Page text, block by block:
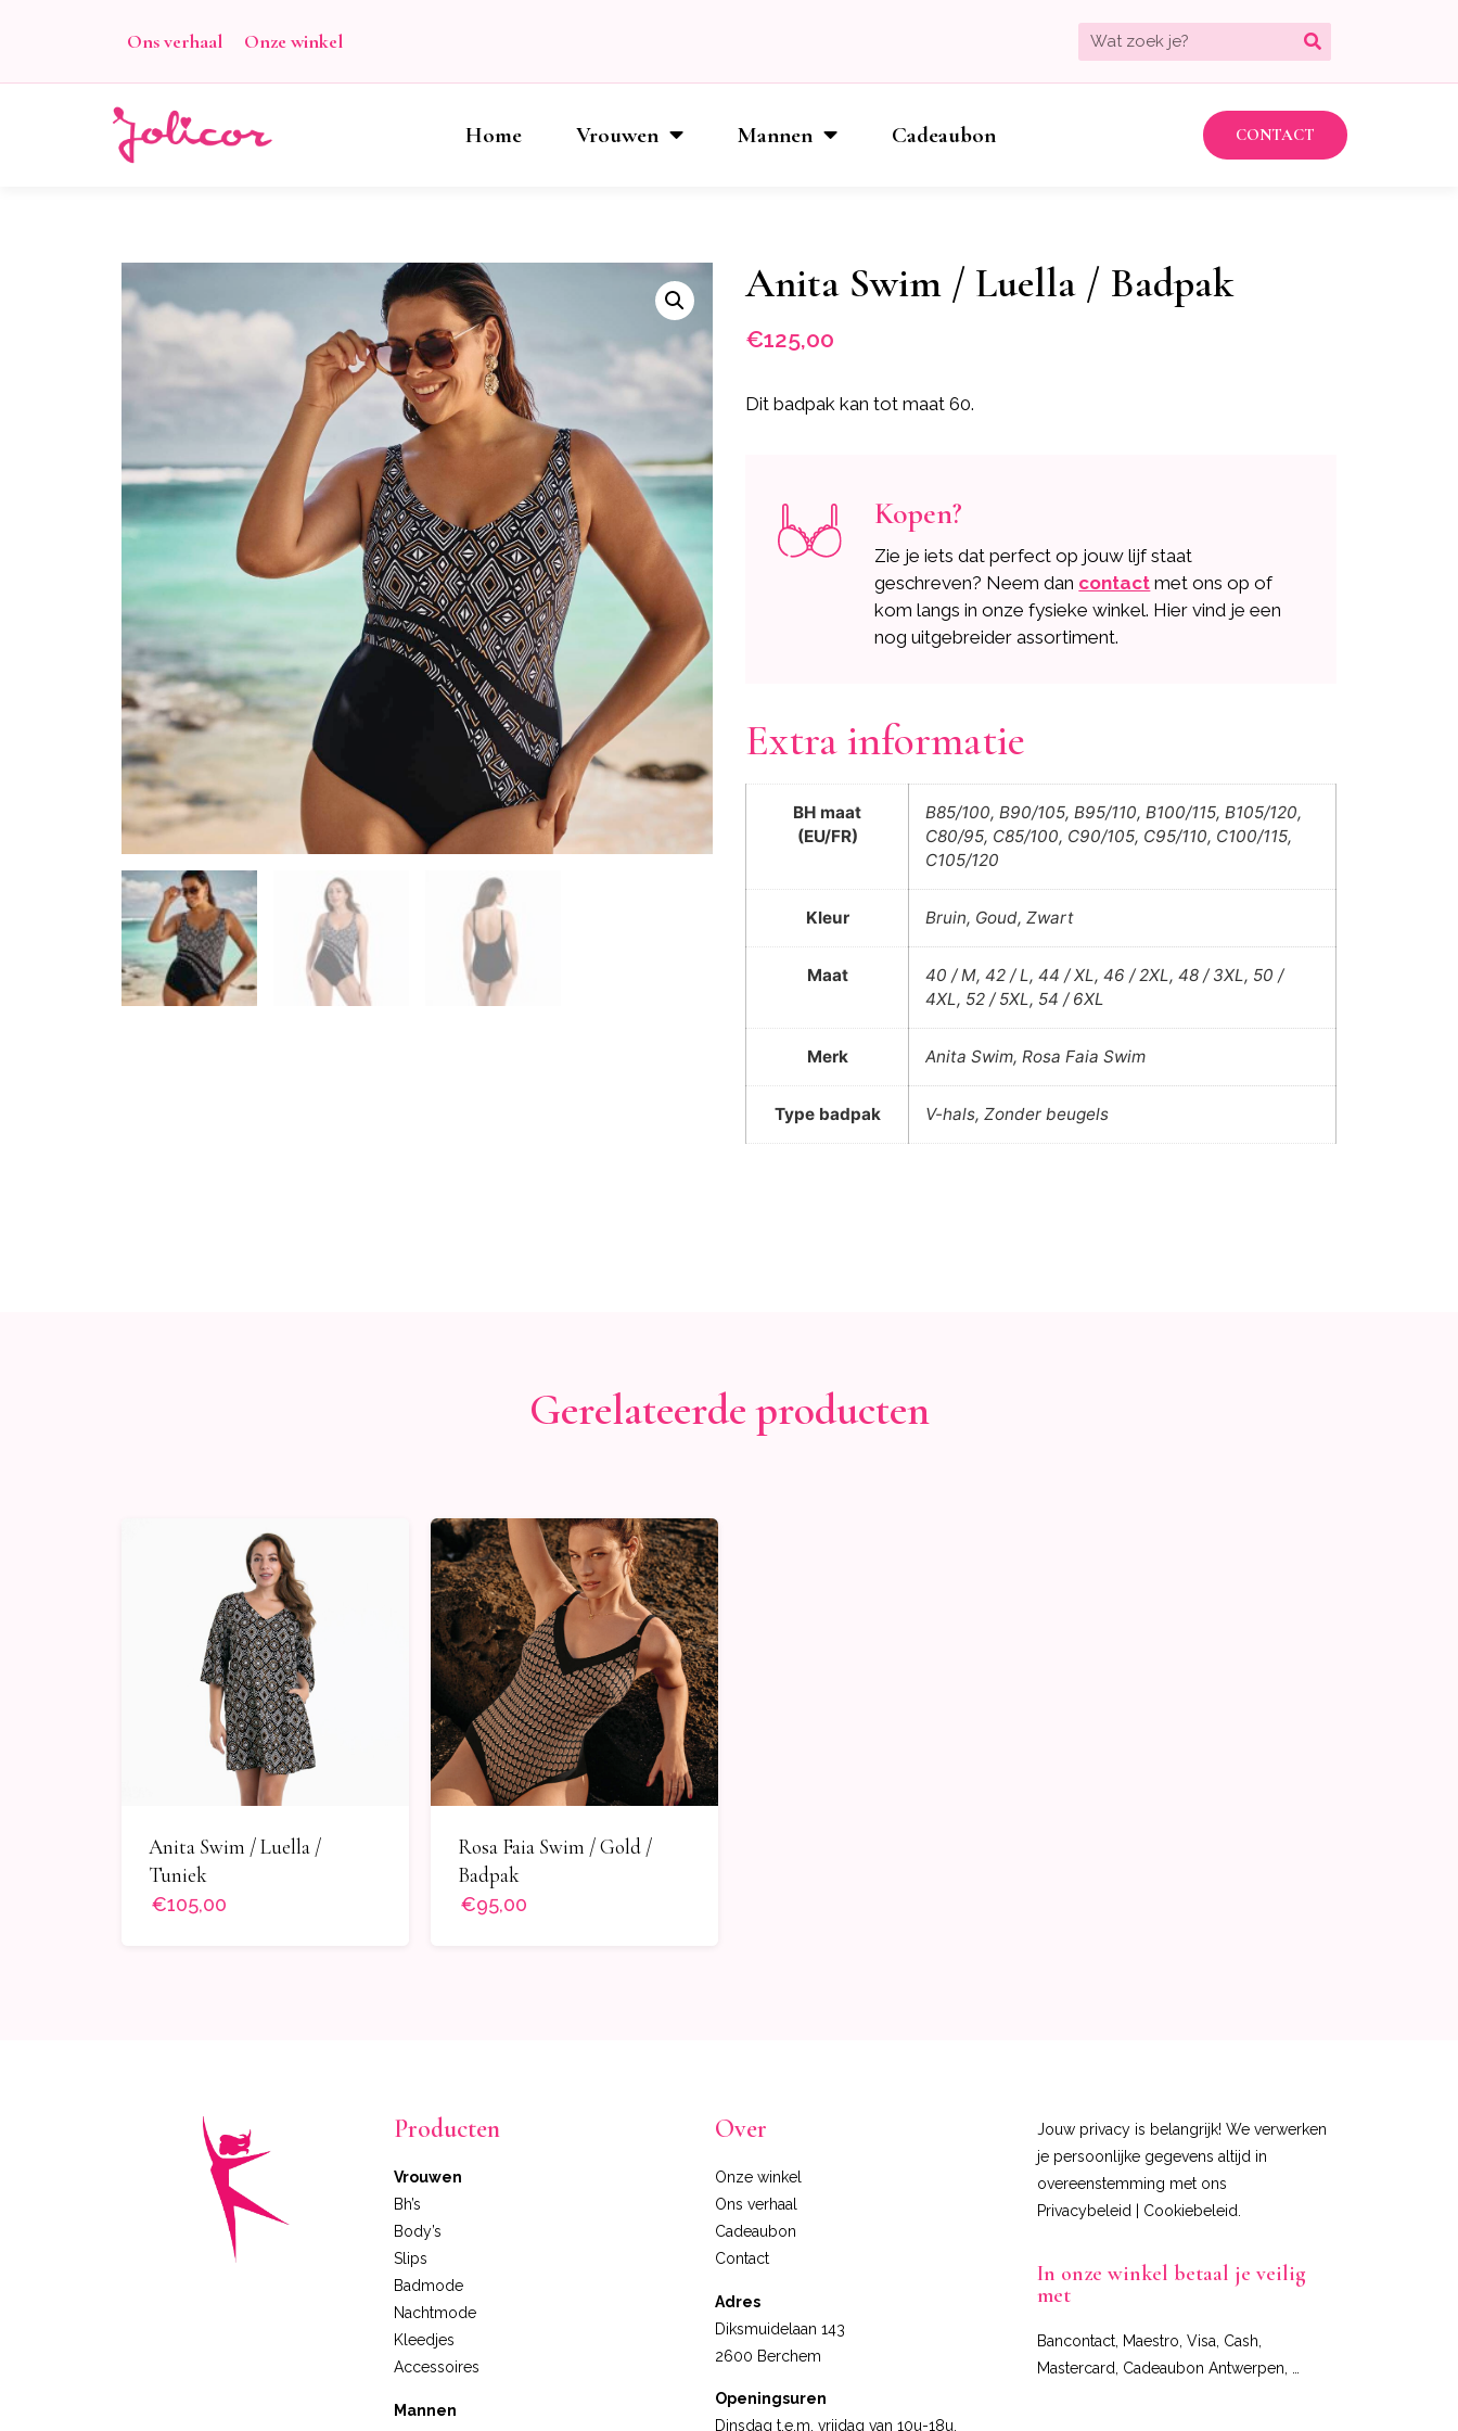
Ons verhaal Onze winkel
Home Vrouwen Mannen Cadeaubon CONTACT
Anita Swim / Luella / Badpak
€125,00
Dit badpak kan tot maat 60.
Kopen?
Zie je iets dat perfect op jouw lijf staat
geschreven? Neem dan contact met ons op of
kom langs in onze fysieke winkel. Hier vind je een
nog uitgebreider assortiment.
Extra informatie
BH maat
(EU/FR)
B85/100, B90/105, B95/110, B100/115, B105/120,
C80/95, C85/100, C90/105, C95/110, C100/115,
C105/120
Kleur Bruin, Goud, Zwart
Maat
40 / M, 42 / L, 44 / XL, 46 / 2XL, 48 / 3XL, 50 /
4XL, 52 / 5XL, 54 / 6XL
Merk Anita Swim, Rosa Faia Swim
Type badpak V-hals, Zonder beugels
Gerelateerde producten
Anita Swim / Luella /
Tuniek
€105,00
Rosa Faia Swim / Gold /
Badpak
€95,00
Producten
Vrouwen
Bh’s
Body’s
Slips
Badmode
Nachtmode
Kleedjes
Accessoires
Mannen
Over
Onze winkel
Ons verhaal
Cadeaubon
Contact
Adres
Diksmuidelaan 143
2600 Berchem
Openingsuren
Dinsdag t.e.m. vrijdag van 10u-18u.
Jouw privacy is belangrijk! We verwerken
je persoonlijke gegevens altijd in
overeenstemming met ons
Privacybeleid| Cookiebeleid.
In onze winkel betaal je veilig
met
Bancontact, Maestro, Visa, Cash,
Mastercard, Cadeaubon Antwerpen, …